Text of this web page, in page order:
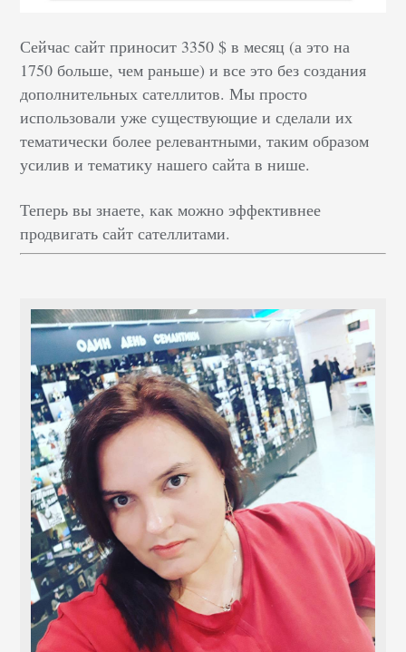
Сейчас сайт приносит 3350 $ в месяц (а это на
1750 больше, чем раньше) и все это без создания
дополнительных сателлитов. Мы просто
использовали уже существующие и сделали их
тематически более релевантными, таким образом
усилив и тематику нашего сайта в нише.
Теперь вы знаете, как можно эффективнее
продвигать сайт сателлитами.